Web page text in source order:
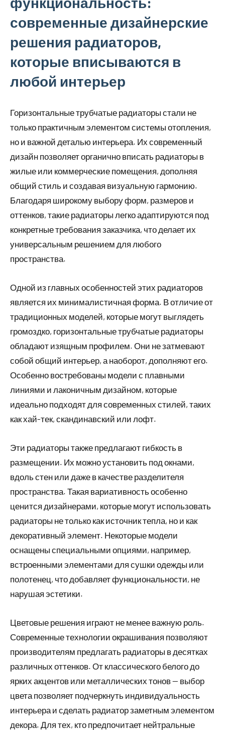
современные дизайнерские
решения радиаторов,
которые вписываются в
любой интерьер
Горизонтальные трубчатые радиаторы стали не
только практичным элементом системы отопления,
но и важной деталью интерьера. Их современный
дизайн позволяет органично вписать радиаторы в
жилые или коммерческие помещения, дополняя
общий стиль и создавая визуальную гармонию.
Благодаря широкому выбору форм, размеров и
оттенков, такие радиаторы легко адаптируются под
конкретные требования заказчика, что делает их
универсальным решением для любого
пространства.
Одной из главных особенностей этих радиаторов
является их минималистичная форма. В отличие от
традиционных моделей, которые могут выглядеть
громоздко, горизонтальные трубчатые радиаторы
обладают изящным профилем. Они не затмевают
собой общий интерьер, а наоборот, дополняют его.
Особенно востребованы модели с плавными
линиями и лаконичным дизайном, которые
идеально подходят для современных стилей, таких
как хай-тек, скандинавский или лофт.
Эти радиаторы также предлагают гибкость в
размещении. Их можно установить под окнами,
вдоль стен или даже в качестве разделителя
пространства. Такая вариативность особенно
ценится дизайнерами, которые могут использовать
радиаторы не только как источник тепла, но и как
декоративный элемент. Некоторые модели
оснащены специальными опциями, например,
встроенными элементами для сушки одежды или
полотенец, что добавляет функциональности, не
нарушая эстетики.
Цветовые решения играют не менее важную роль.
Современные технологии окрашивания позволяют
производителям предлагать радиаторы в десятках
различных оттенков. От классического белого до
ярких акцентов или металлических тонов — выбор
цвета позволяет подчеркнуть индивидуальность
интерьера и сделать радиатор заметным элементом
декора. Для тех, кто предпочитает нейтральные